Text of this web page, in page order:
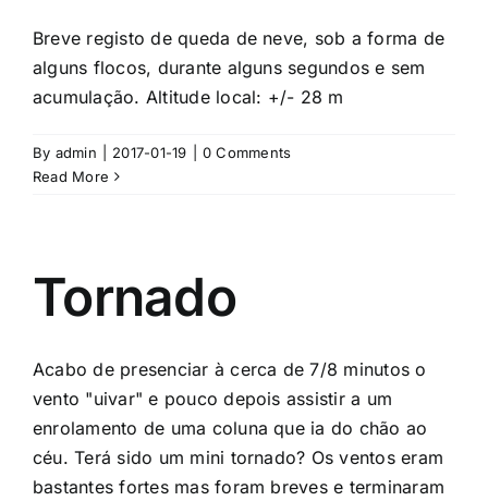
Breve registo de queda de neve, sob a forma de
alguns flocos, durante alguns segundos e sem
acumulação. Altitude local: +/- 28 m
By admin 2017-01-19
0 Comments
Read More
Tornado
Acabo de presenciar à cerca de 7/8 minutos o
vento "uivar" e pouco depois assistir a um
enrolamento de uma coluna que ia do chão ao
céu. Terá sido um mini tornado? Os ventos eram
bastantes fortes mas foram breves e terminaram